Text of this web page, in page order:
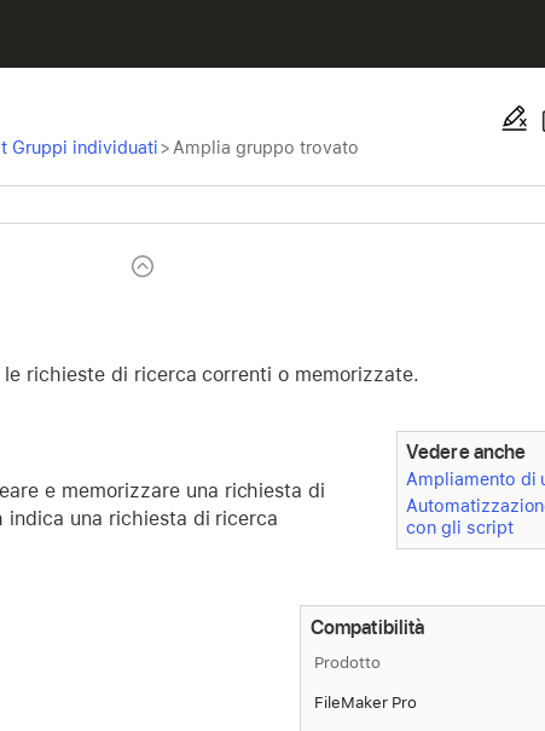
Gruppi individuati> Amplia gruppo trovato
richieste di ricerca correnti o memorizzate.
Vedere anche
Ampliamento di
con gli script
e memorizzare una richiesta di
indica una richiesta di ricerca
Compatibilità
Prodotto
FileMaker Pro